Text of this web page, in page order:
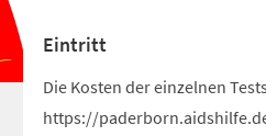
Eintritt
Die Kosten der einzelnen
https://